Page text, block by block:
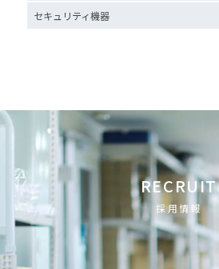
セキュリティ機器
RECRUIT
採用情報